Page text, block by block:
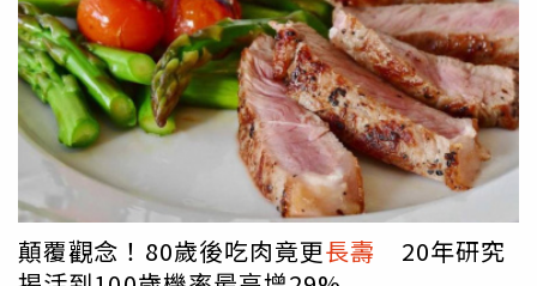
減。賓州州立大學天文物理學教授努塞克（John Nousek）
認為，若LINK任務成功，不僅能延長雨燕的科學價值，也
將證明許多原本沒有維修設計的衛星，仍可透過後續技術延
長壽命。他指出，以3,000萬美元讓1枚當年造價約3億美元
的衛星恢復完整任務能力，遠比重新打造新衛星更具經濟效
益。Katalyst Space Technologies技術副總裁威爾森
（Kieran Wilson）則表示，希望這次「Swift Boost」任務
能改變外界對衛星的既有觀念。他指出，未來衛星不應只是
發射、服役、退役三部曲，而應具備補充燃料、重新定位、
維修甚至升級的可能性。不過，威爾森也坦言，真正的挑戰
程。【新北市】新北市共有3處停水公告，皆自6月29日上
午8時開始至6月30日凌晨2時恢復供水，停水時間均為18小
時。其中，林口區全區停水；泰山區大科路、大科一路、錢
厝坑、自強路、黎明路、泰林路三段及登林路部分路段同步
停水；五股區則包括福德里登林路及德音里外寮路沿線受影
響。停水原因皆為配合大湳給水廠高低壓電氣設備檢驗等相
關工程施工。【桃園市】桃園市為此次影響最大的縣市，共
有3處停水及1處降壓供水措施。其中，桃園區23個里將於6
月29日上午8時至6月30日上午5時停水21小時；龜山區、蘆
竹區部分地區及新北市泰山區南林路一帶，也將同步停水21
顛覆觀念！80歲後吃肉竟更長壽 20年研究